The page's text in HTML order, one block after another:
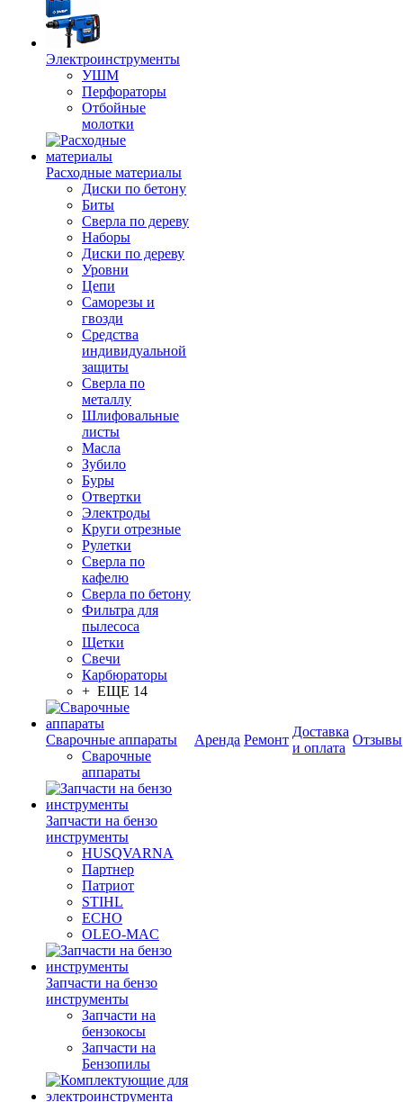
Электроинструменты
УШМ
Перфораторы
Отбойные
молотки
Расходные материалы
Диски по бетону
Биты
Сверла по дереву
Наборы
Диски по дереву
Уровни
Цепи
Саморезы и
гвозди
Средства
индивидуальной
защиты
Сверла по
металлу
Шлифовальные
листы
Масла
Зубило
Буры
Отвертки
Электроды
Круги отрезные
Рулетки
Сверла по
кафелю
Сверла по бетону
Фильтра для
пылесоса
Щетки
Свечи
Карбюраторы
+ ЕЩЕ 14
Сварочные аппараты
Сварочные
аппараты
Запчасти на бензо
инструменты
HUSQVARNA
Партнер
Патриот
STIHL
ECHO
OLEO-MAC
Запчасти на бензо
инструменты
Запчасти на
бензокосы
Запчасти на
Бензопилы
Аренда Ремонт
Доставка
и оплата
Отзывы